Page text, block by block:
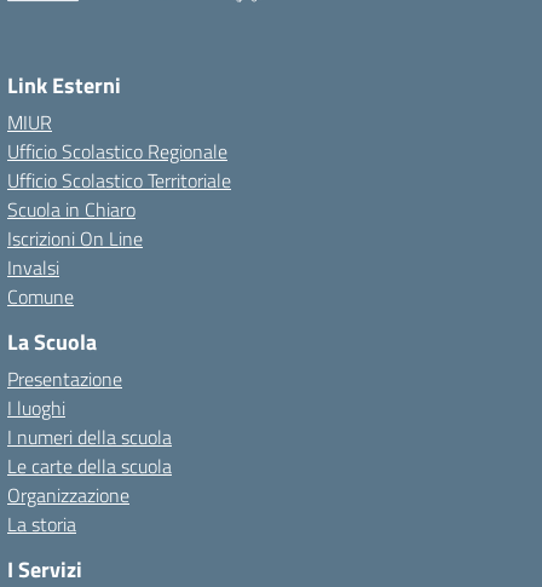
Link Esterni
MIUR
Ufficio Scolastico Regionale
Ufficio Scolastico Territoriale
Scuola in Chiaro
Iscrizioni On Line
Invalsi
Comune
La Scuola
Presentazione
I luoghi
I numeri della scuola
Le carte della scuola
Organizzazione
La storia
I Servizi